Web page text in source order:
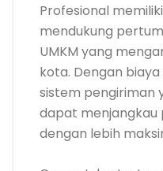
Profesional
mendukung
UMKM yang
kota. Dengan
sistem pengiriman
dapat menjangkau
dengan lebih